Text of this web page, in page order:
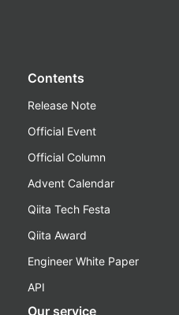
Contents
Release Note
Official Event
Official Column
Advent Calendar
Qiita Tech Festa
Qiita Award
Engineer White Paper
API
Our service